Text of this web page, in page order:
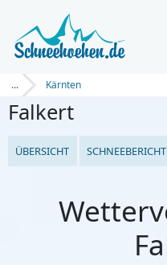
... Kärnten
Falkert
ÜBERSICHT SCHNEEBERICHT